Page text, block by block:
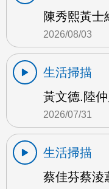
陳秀熙黃士
2026/08/03
生活掃描
黃文德.陸
2026/07/31
生活掃描
蔡佳芬蔡淩